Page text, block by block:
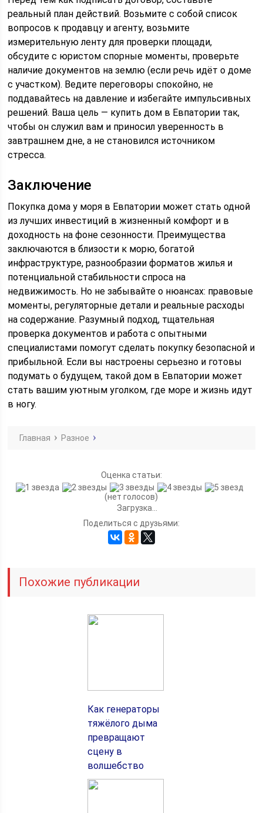
реальный план действий. Возьмите с собой список
вопросов к продавцу и агенту, возьмите
измерительную ленту для проверки площади,
обсудите с юристом спорные моменты, проверьте
наличие документов на землю (если речь идёт о доме
с участком). Ведите переговоры спокойно, не
поддавайтесь на давление и избегайте импульсивных
решений. Ваша цель — купить дом в Евпатории так,
чтобы он служил вам и приносил уверенность в
завтрашнем дне, а не становился источником
стресса.
Заключение
Покупка дома у моря в Евпатории может стать одной
из лучших инвестиций в жизненный комфорт и в
доходность на фоне сезонности. Преимущества
заключаются в близости к морю, богатой
инфраструктуре, разнообразии форматов жилья и
потенциальной стабильности спроса на
недвижимость. Но не забывайте о нюансах: правовые
моменты, регуляторные детали и реальные расходы
на содержание. Разумный подход, тщательная
проверка документов и работа с опытными
специалистами помогут сделать покупку безопасной и
прибыльной. Если вы настроены серьезно и готовы
подумать о будущем, такой дом в Евпатории может
стать вашим уютным уголком, где море и жизнь идут
в ногу.
Главная Разное
Оценка статьи:
(нет голосов)
Загрузка...
Поделиться с друзьями:
Похожие публикации
Как генераторы
тяжёлого дыма
превращают
сцену в
волшебство